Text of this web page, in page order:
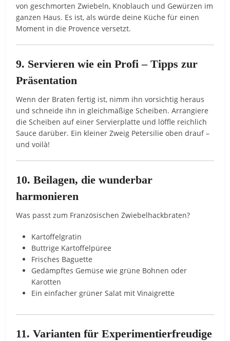
von geschmorten Zwiebeln, Knoblauch und Gewürzen im
ganzen Haus. Es ist, als würde deine Küche für einen
Moment in die Provence versetzt.
9. Servieren wie ein Profi – Tipps zur
Präsentation
Wenn der Braten fertig ist, nimm ihn vorsichtig heraus
und schneide ihn in gleichmäßige Scheiben. Arrangiere
die Scheiben auf einer Servierplatte und löffle reichlich
Sauce darüber. Ein kleiner Zweig Petersilie oben drauf –
und voilà!
10. Beilagen, die wunderbar
harmonieren
Was passt zum Französischen Zwiebelhackbraten?
Kartoffelgratin
Buttrige Kartoffelpüree
Frisches Baguette
Gedämpftes Gemüse wie grüne Bohnen oder
Karotten
Ein einfacher grüner Salat mit Vinaigrette
11. Varianten für Experimentierfreudige